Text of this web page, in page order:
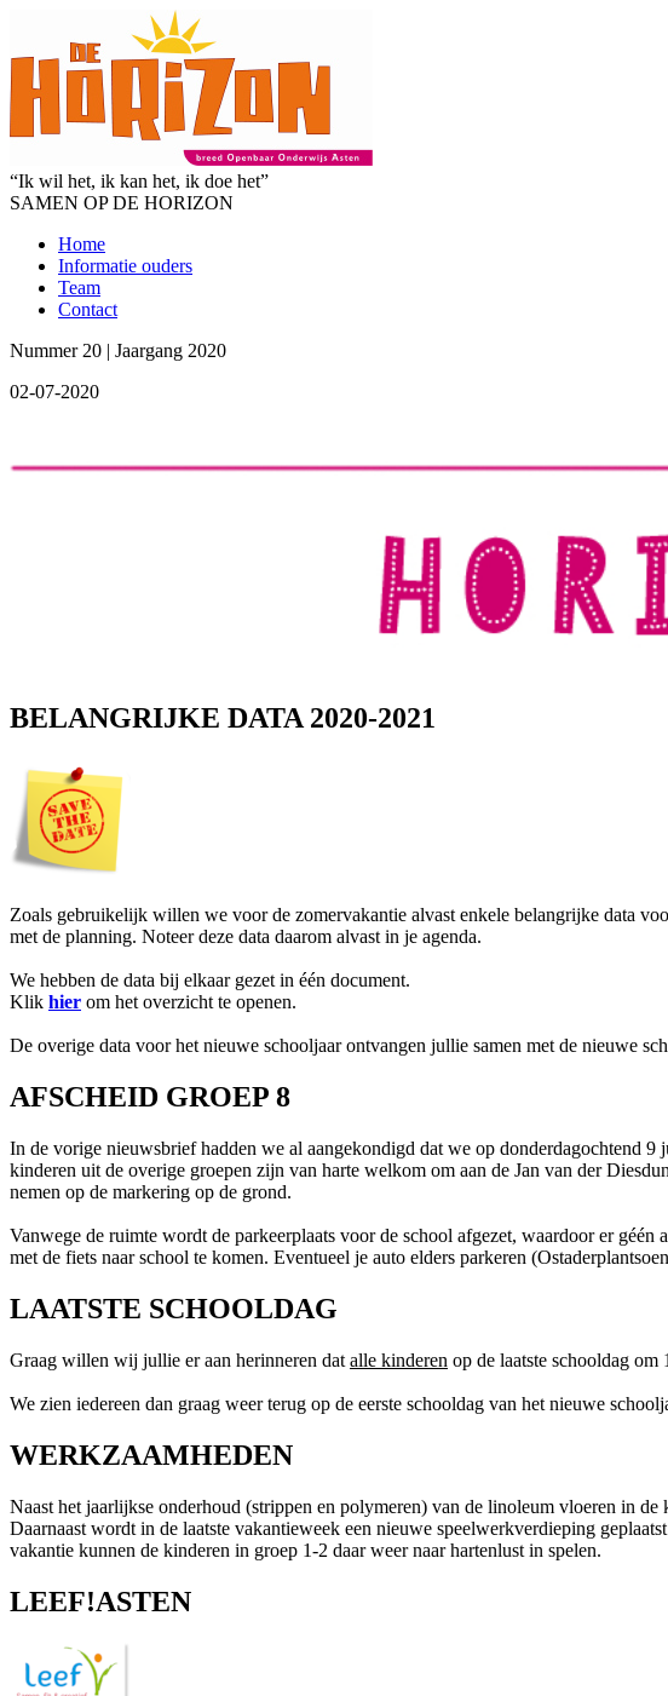
“Ik wil het, ik kan het, ik doe het”
SAMEN OP DE HORIZON
Home
Informatie ouders
Team
Contact
Nummer 20 | Jaargang 2020
02-07-2020
BELANGRIJKE DATA 2020-2021
Zoals gebruikelijk willen we voor de zomervakantie alvast enkele belangrijke data
met de planning. Noteer deze data daarom alvast in je agenda.
We hebben de data bij elkaar gezet in één document.
Klik hier om het overzicht te openen.
De overige data voor het nieuwe schooljaar ontvangen jullie samen met de nieuwe
AFSCHEID GROEP 8
In de vorige nieuwsbrief hadden we al aangekondigd dat we op donderdagochtend
kinderen uit de overige groepen zijn van harte welkom om aan de Jan van der
nemen op de markering op de grond.
Vanwege de ruimte wordt de parkeerplaats voor de school afgezet, waardoor er
met de fiets naar school te komen. Eventueel je auto elders parkeren
LAATSTE SCHOOLDAG
Graag willen wij jullie er aan herinneren dat alle kinderen op de laatste schooldag
We zien iedereen dan graag weer terug op de eerste schooldag van het nieuwe
WERKZAAMHEDEN
Naast het jaarlijkse onderhoud (strippen en polymeren) van de linoleum vloeren in
Daarnaast wordt in de laatste vakantieweek een nieuwe speelwerkverdieping
vakantie kunnen de kinderen in groep 1-2 daar weer naar hartenlust in spelen.
LEEF!ASTEN